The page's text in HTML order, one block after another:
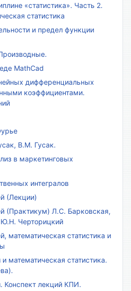
«статистика». Часть 2.
статистика
и предел функции
MathCad
дифференциальных
коэффициентами.
В.М. Гусак.
в маркетинговых
интегралов
(Лекции)
(Практикум) Л.С. Барковская,
Черторицкий
математическая статистика и
математическая статистика.
Конспект лекций КПИ.